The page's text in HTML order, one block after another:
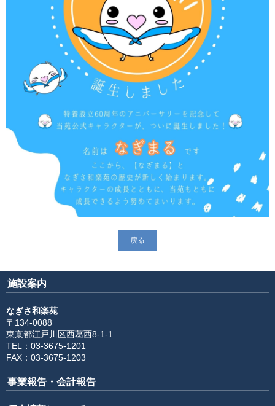
利用対象者一覧
戻る
施設案内
なぎさ和楽苑
〒134-0088
東京都江戸川区西葛西8-1-1
TEL：03-3675-1201
FAX：03-3675-1203
事業報告・会計報告